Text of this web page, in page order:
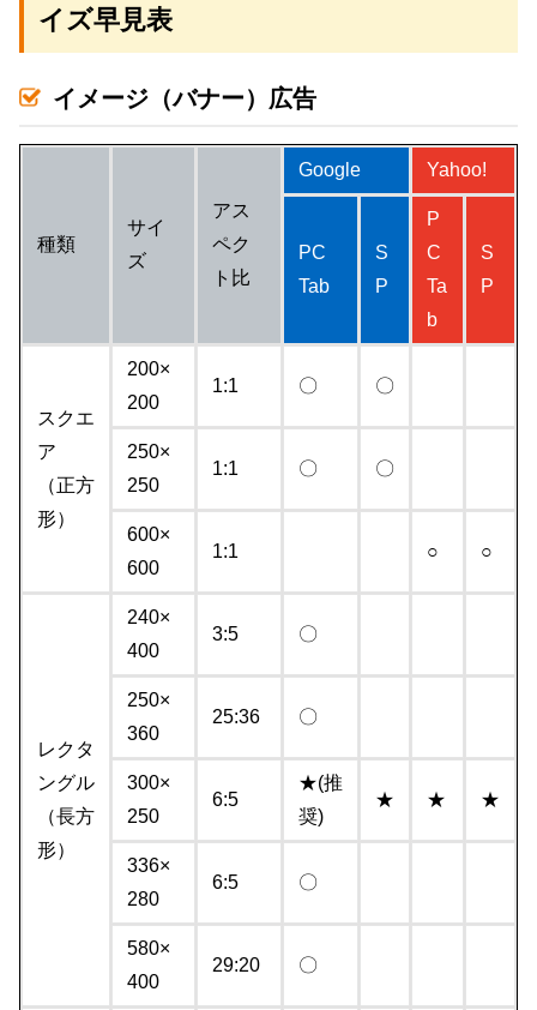
イズ早見表
イメージ（バナー）広告
種類
サイ
ズ
アス
ペク
ト比
Google Yahoo!
PC
Tab
S
P
P
C
Ta
b
S
P
スクエ
ア
（正方
形）
200×
200
1:1 〇 〇
250×
250
1:1 〇 〇
600×
600
1:1 ○ ○
レクタ
ングル
（長方
形）
240×
400
3:5 〇
250×
360
25:36 〇
300×
250
6:5
★(推
奨)
★ ★ ★
336×
280
6:5 〇
580×
400
29:20 〇